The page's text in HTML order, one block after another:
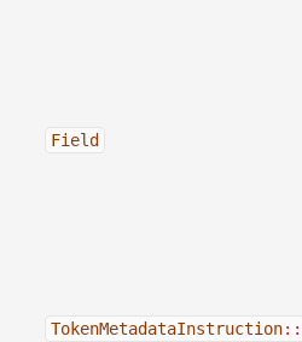
Field
TokenMetadataInstruction::